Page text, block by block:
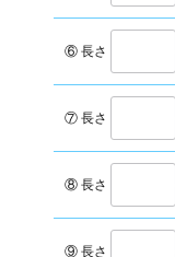
⑥ 長さ
⑦ 長さ
⑧ 長さ
⑨ 長さ